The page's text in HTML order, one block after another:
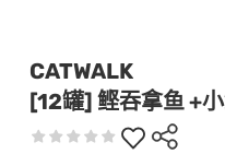
CATWALK
[12罐] 鲣吞拿鱼 +